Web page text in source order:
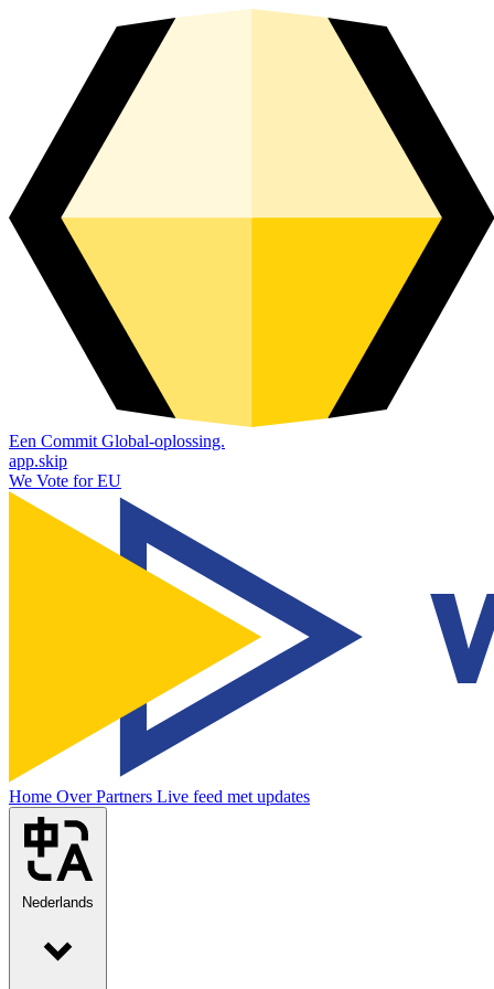
Een Commit Global-oplossing.
app.skip
We Vote for EU
Home OverPartners Live feed met updates
Nederlands